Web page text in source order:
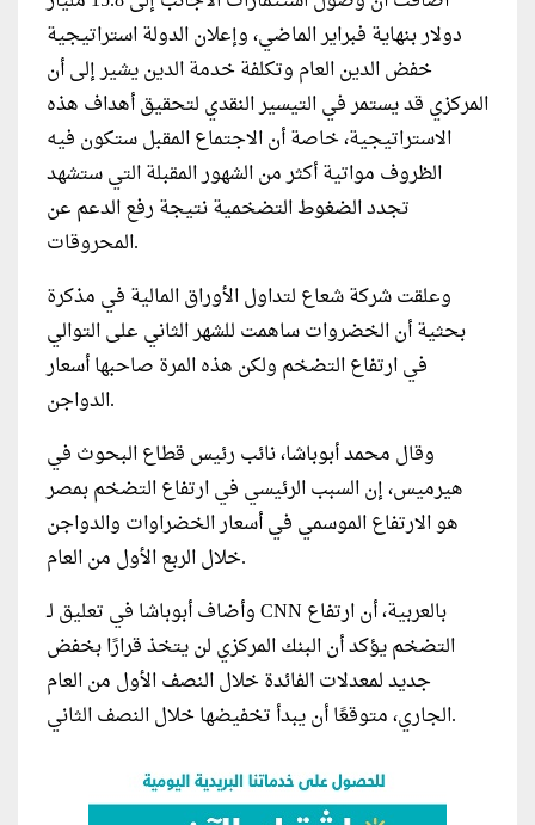
دولار بنهاية فبراير الماضي، وإعلان الدولة استراتيجية
خفض الدين العام وتكلفة خدمة الدين يشير إلى أن
المركزي قد يستمر في التيسير النقدي لتحقيق أهداف هذه
الاستراتيجية، خاصة أن الاجتماع المقبل ستكون فيه
الظروف مواتية أكثر من الشهور المقبلة التي ستشهد
تجدد الضغوط التضخمية نتيجة رفع الدعم عن
المحروقات.
وعلقت شركة شعاع لتداول الأوراق المالية في مذكرة
بحثية أن الخضروات ساهمت للشهر الثاني على التوالي
في ارتفاع التضخم ولكن هذه المرة صاحبها أسعار
الدواجن.
وقال محمد أبوباشا، نائب رئيس قطاع البحوث في
هيرميس، إن السبب الرئيسي في ارتفاع التضخم بمصر
هو الارتفاع الموسمي في أسعار الخضراوات والدواجن
خلال الربع الأول من العام.
وأضاف أبوباشا في تعليق لـ CNN بالعربية، أن ارتفاع
التضخم يؤكد أن البنك المركزي لن يتخذ قرارًا بخفض
جديد لمعدلات الفائدة خلال النصف الأول من العام
الجاري، متوقعًا أن يبدأ تخفيضها خلال النصف الثاني.